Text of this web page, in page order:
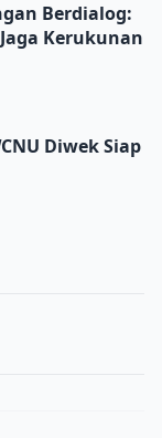
PerkuatBerdialog:
Kerukunan
Kibarkan 1000
Diwek Siap